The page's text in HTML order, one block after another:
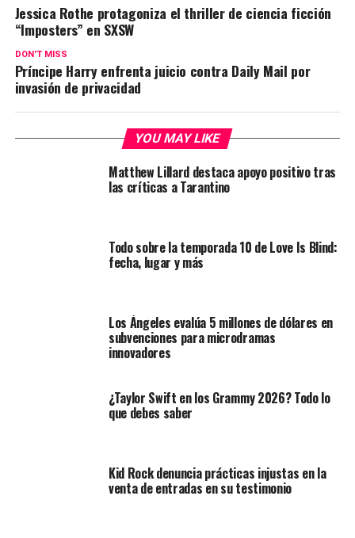
Jessica Rothe protagoniza el thriller de ciencia ficción
“Imposters” en SXSW
DON'T MISS
Príncipe Harry enfrenta juicio contra Daily Mail por
invasión de privacidad
YOU MAY LIKE
Matthew Lillard destaca apoyo positivo tras
las críticas a Tarantino
Todo sobre la temporada 10 de Love Is Blind:
fecha, lugar y más
Los Ángeles evalúa 5 millones de dólares en
subvenciones para microdramas
innovadores
¿Taylor Swift en los Grammy 2026? Todo lo
que debes saber
Kid Rock denuncia prácticas injustas en la
venta de entradas en su testimonio